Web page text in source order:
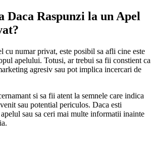
Daca Raspunzi la un Apel
cu numar privat, este posibil sa afli cine este
apelului. Totusi, ar trebui sa fii constient ca
agresiv sau pot implica incercari de
si sa fii atent la semnele care indica
sau potential periculos. Daca esti
sau sa ceri mai multe informatii inainte